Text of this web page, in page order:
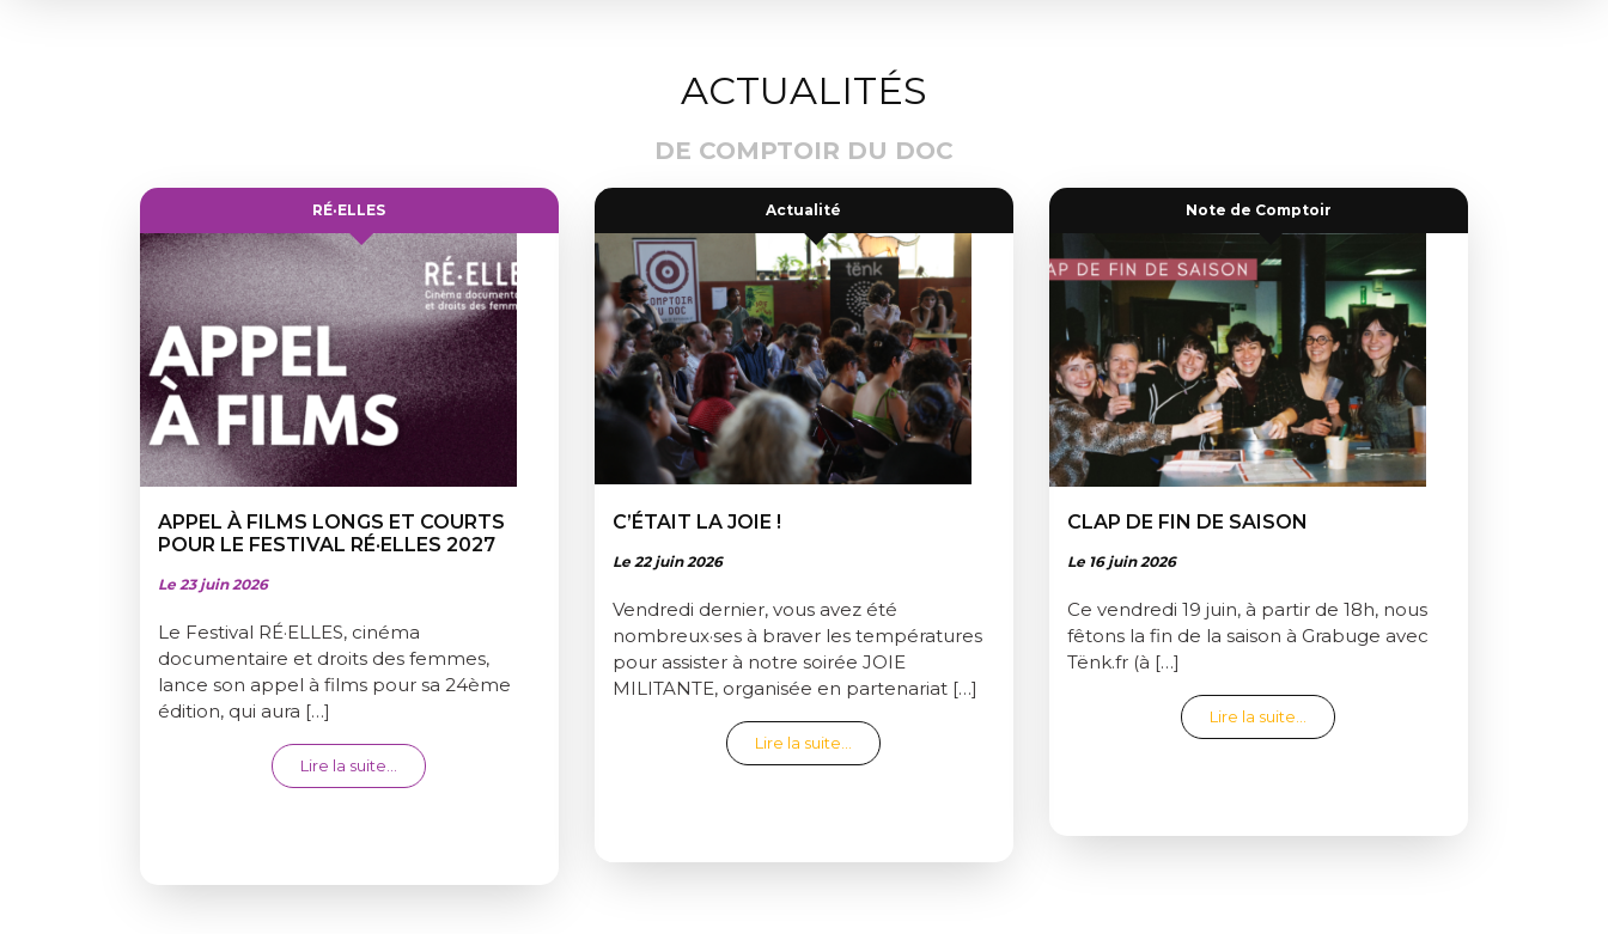
ACTUALITÉS
DE COMPTOIR DU DOC
RÉ·ELLES
APPEL À FILMS LONGS ET COURTS
POUR LE FESTIVAL RÉ·ELLES 2027
Le 23 juin 2026
Le Festival RÉ·ELLES, cinéma
documentaire et droits des femmes,
lance son appel à films pour sa 24ème
édition, qui aura […]
Lire la suite… from APPEL À FILMS LONGS ET COURTS POUR LE FESTIVAL RÉ·ELLES 2027
Actualité
C’ÉTAIT LA JOIE !
Le 22 juin 2026
Vendredi dernier, vous avez été
nombreux·ses à braver les températures
pour assister à notre soirée JOIE
MILITANTE, organisée en partenariat […]
Lire la suite… from C’était la joie !
Note de Comptoir
CLAP DE FIN DE SAISON
Le 16 juin 2026
Ce vendredi 19 juin, à partir de 18h, nous
fêtons la fin de la saison à Grabuge avec
Tënk.fr (à […]
Lire la suite… from Clap de fin de saison